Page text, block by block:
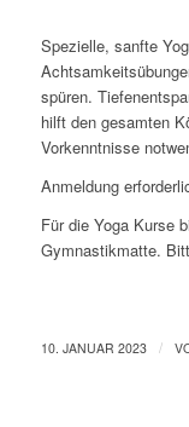
Spezielle, sanfte
spüren.
hilft den gesamten
Vorkenntnisse
Anmeldung
Für die Yoga Kurse
Gymnastikmatte.
10. JANUAR 2023 /